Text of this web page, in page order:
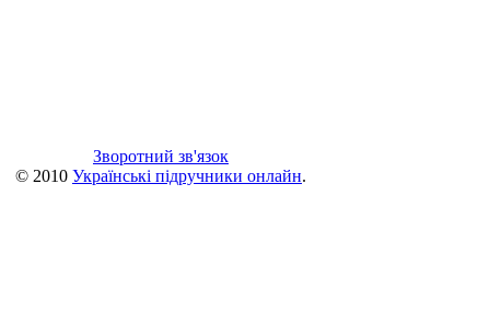
Зворотний зв'язок
© 2010 Українські підручники онлайн.